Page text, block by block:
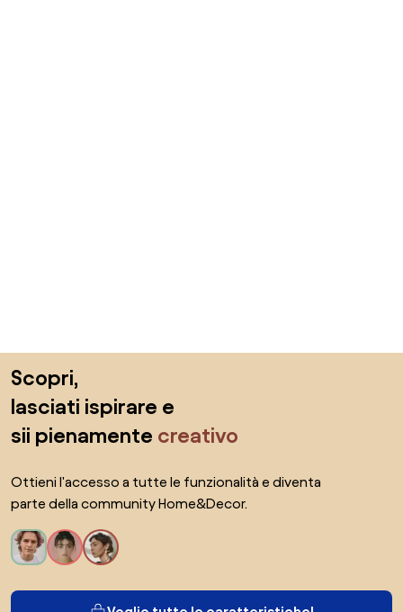
Scopri,
lasciati ispirare e
sii pienamente creativo
Ottieni l'accesso a tutte le funzionalità e diventa
parte della community Home&Decor.